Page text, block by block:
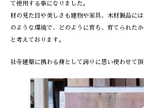
て使用する事になりました。
材の見た目や美しさも建物や家具、木材製品に
のような環境で、どのように育ち、育てられた
と考えております。
社寺建築に携わる身として誇りに思い使わせて頂